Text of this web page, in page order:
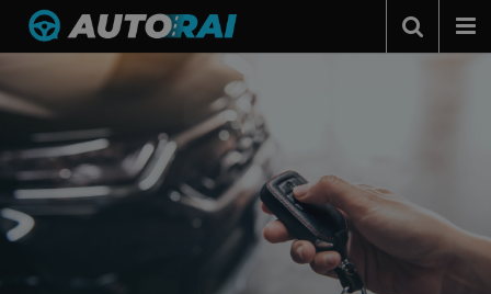
Autonieuws
Podcast
Autotests
Automerken